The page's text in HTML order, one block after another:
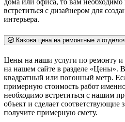
дома или офиса, то вам необходимо
встретиться с дизайнером для
интерьера.
Какова цена на ремонтные и
Цены на наши услуги по ремонту и
на нашем сайте в разделе «Цены».
квадратный или погонный метр.
примерную стоимость работ
необходимо встретиться с нашим
объект и сделает соответствующие
получите примерную смету.